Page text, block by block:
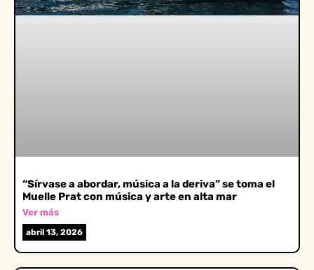
“Sírvase a abordar, música a la deriva” se toma el
Muelle Prat con música y arte en alta mar
Ver más
abril 13, 2026